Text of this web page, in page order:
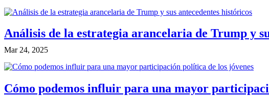
Análisis de la estrategia arancelaria de Trump y
Mar 24, 2025
Cómo podemos influir para una mayor